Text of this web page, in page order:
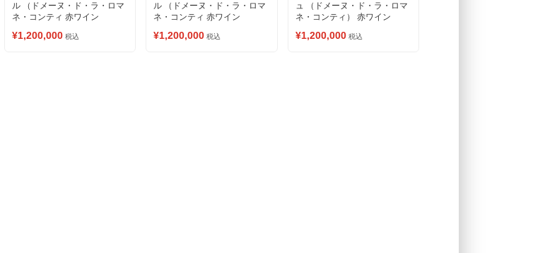
ル （ドメーヌ・ド・ラ・ロマ
ネ・コンティ 赤ワイン
¥1,200,000 税込
ル （ドメーヌ・ド・ラ・ロマ
ネ・コンティ 赤ワイン
¥1,200,000 税込
ュ （ドメーヌ・ド・ラ・ロマ
ネ・コンティ） 赤ワイン
¥1,200,000 税込